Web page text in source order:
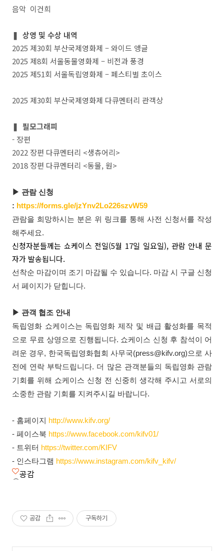
음악 이건희
❚ 상영 및 수상 내역
2025 제30회 부산국제영화제 – 와이드 앵글
2025 제8회 서울동물영화제 – 비전과 풍경
2025 제51회 서울독립영화제 – 페스티벌 초이스
2025 제30회 부산국제영화제 다큐멘터리 관객상
❚ 필모그래피
- 장편
2022 장편 다큐멘터리 <생츄어리>
2018 장편 다큐멘터리 <동물, 원>
▶ 관람 신청
: https://forms.gle/jzYnv2Lo226szvW59
관람을 희망하시는 분은 위 링크를 통해 사전 신청서를 작성
해주세요.
신청자분들께는 쇼케이스 전일(5월 17일 일요일), 관람 안내 문
자가 발송됩니다.
선착순 마감이며 조기 마감될 수 있습니다. 마감 시 구글 신청
서 페이지가 닫힙니다.
▶ 관객 협조 안내
독립영화 쇼케이스는 독립영화 제작 및 배급 활성화를 목적
으로 무료 상영으로 진행됩니다. 쇼케이스 신청 후 참석이 어
려운 경우, 한국독립영화협회 사무국(press@kifv.org)으로 사
전에 연락 부탁드립니다. 더 많은 관객분들의 독립영화 관람
기회를 위해 쇼케이스 신청 전 신중히 생각해 주시고 서로의
소중한 관람 기회를 지켜주시길 바랍니다.
- 홈페이지 http://www.kifv.org/
- 페이스북 https://www.facebook.com/kifv01/
- 트위터 https://twitter.com/KIFV
- 인스타그램 https://www.instagram.com/kifv_kifv/
공감
공감 구독하기